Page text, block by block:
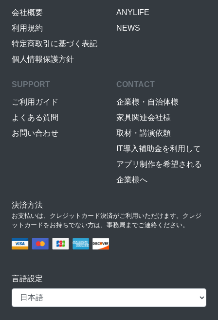
会社概要
利用規約
特定商取引に基づく表記
個人情報保護方針
ANYLIFE
NEWS
SUPPORT
ご利用ガイド
よくある質問
お問い合わせ
CONTACT
企業様・自治体様
家具関連会社様
取材・講演依頼
IT導入補助金を利用して
アプリ制作を希望される
企業様へ
決済方法
お支払いは、クレジットカード決済がご利用いただけます。クレジ
ットカードをお持ちでない方は、事務局までご連絡ください。
言語設定